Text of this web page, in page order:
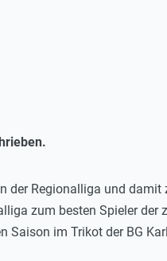
der Regionalliga und damit
zum besten Spieler der
Saison im Trikot der BG